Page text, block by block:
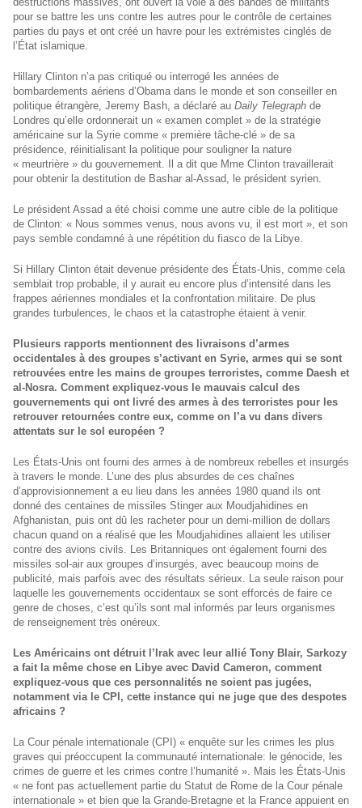
pour se battre les uns contre les autres pour le contrôle de certaines
parties du pays et ont créé un havre pour les extrémistes cinglés de
l’État islamique.
Hillary Clinton n’a pas critiqué ou interrogé les années de
bombardements aériens d’Obama dans le monde et son conseiller en
politique étrangère, Jeremy Bash, a déclaré au Daily Telegraph de
Londres qu’elle ordonnerait un « examen complet » de la stratégie
américaine sur la Syrie comme « première tâche-clé » de sa
présidence, réinitialisant la politique pour souligner la nature
« meurtrière » du gouvernement. Il a dit que Mme Clinton travaillerait
pour obtenir la destitution de Bashar al-Assad, le président syrien.
Le président Assad a été choisi comme une autre cible de la politique
de Clinton: « Nous sommes venus, nous avons vu, il est mort », et son
pays semble condamné à une répétition du fiasco de la Libye.
Si Hillary Clinton était devenue présidente des États-Unis, comme cela
semblait trop probable, il y aurait eu encore plus d’intensité dans les
frappes aériennes mondiales et la confrontation militaire. De plus
grandes turbulences, le chaos et la catastrophe étaient à venir.
Plusieurs rapports mentionnent des livraisons d’armes
occidentales à des groupes s’activant en Syrie, armes qui se sont
retrouvées entre les mains de groupes terroristes, comme Daesh et
al-Nosra. Comment expliquez-vous le mauvais calcul des
gouvernements qui ont livré des armes à des terroristes pour les
retrouver retournées contre eux, comme on l’a vu dans divers
attentats sur le sol européen ?
Les États-Unis ont fourni des armes à de nombreux rebelles et insurgés
à travers le monde. L’une des plus absurdes de ces chaînes
d’approvisionnement a eu lieu dans les années 1980 quand ils ont
donné des centaines de missiles Stinger aux Moudjahidines en
Afghanistan, puis ont dû les racheter pour un demi-million de dollars
chacun quand on a réalisé que les Moudjahidines allaient les utiliser
contre des avions civils. Les Britanniques ont également fourni des
missiles sol-air aux groupes d’insurgés, avec beaucoup moins de
publicité, mais parfois avec des résultats sérieux. La seule raison pour
laquelle les gouvernements occidentaux se sont efforcés de faire ce
genre de choses, c’est qu’ils sont mal informés par leurs organismes
de renseignement très onéreux.
Les Américains ont détruit l’Irak avec leur allié Tony Blair, Sarkozy
a fait la même chose en Libye avec David Cameron, comment
expliquez-vous que ces personnalités ne soient pas jugées,
notamment via le CPI, cette instance qui ne juge que des despotes
africains ?
La Cour pénale internationale (CPI) « enquête sur les crimes les plus
graves qui préoccupent la communauté internationale: le génocide, les
crimes de guerre et les crimes contre l’humanité ». Mais les États-Unis
« ne font pas actuellement partie du Statut de Rome de la Cour pénale
internationale » et bien que la Grande-Bretagne et la France appuient en